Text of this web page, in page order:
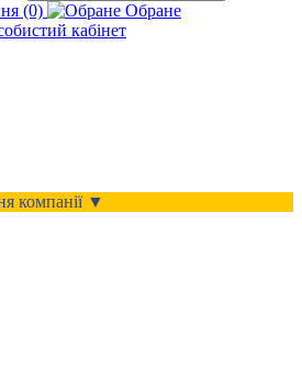
(0)
Обране
кабінет
компанії ▼